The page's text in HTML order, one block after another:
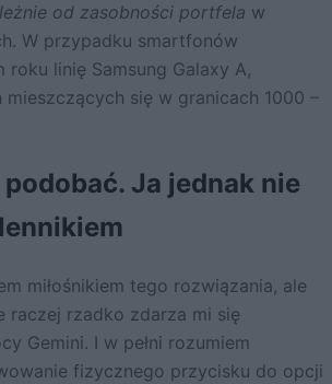
od zasobności portfela w
W przypadku smartfonów
linię Samsung Galaxy A,
się w granicach 1000 –
Ja jednak nie
miłośnikiem tego rozwiązania, ale
raczej rzadko zdarza mi się
Gemini. I w pełni rozumiem
fizycznego przycisku do opcji